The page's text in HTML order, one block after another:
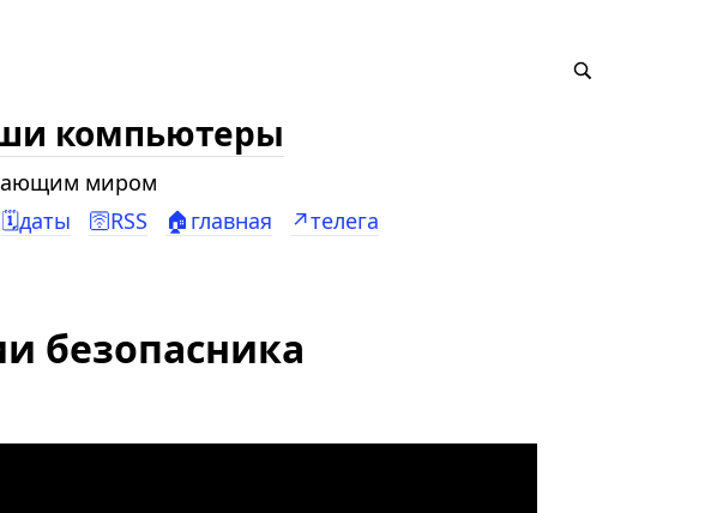
компьютеры
миром
🗓️даты 🛜RSS 🏠главная ↗️телега
безопасника